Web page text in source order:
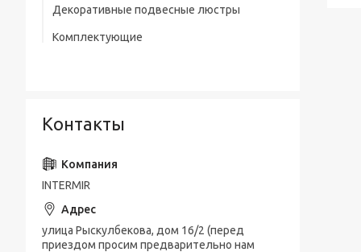
Декоративные подвесные люстры
Комплектующие
Контакты
INTERMIR
улица Рыскулбекова, дом 16/2 (перед
приездом просим предварительно нам